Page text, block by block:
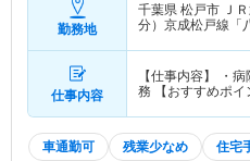
勤務地
千葉県 松戸市
Ｊ
分）京成松戸線「
仕事内容
【仕事内容】 ・
務 【おすすめポ
車通勤可 残業少なめ 住宅